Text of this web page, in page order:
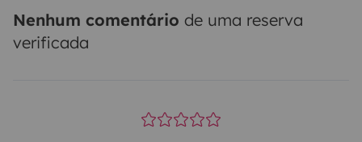
Nenhum comentário de uma reserva
verificada